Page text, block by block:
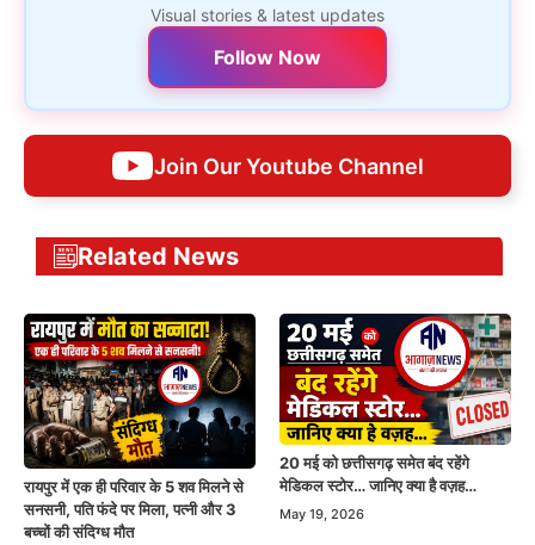
Visual stories & latest updates
Follow Now
Join Our Youtube Channel
Related News
रायपुर में एक ही परिवार के 5 शव मिलने से
सनसनी, पति फंदे पर मिला, पत्नी और 3
बच्चों की संदिग्ध मौत
20 मई को छत्तीसगढ़ समेत बंद रहेंगे
मेडिकल स्टोर… जानिए क्या है वज़ह…
May 19, 2026